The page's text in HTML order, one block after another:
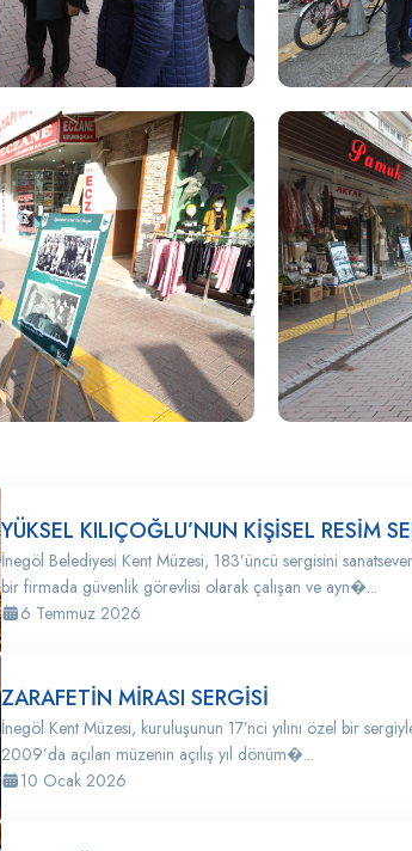
YÜKSEL KILIÇOĞLU’NUN KİŞİSEL RESİM
İnegöl Belediyesi Kent Müzesi, 183’üncü sergisini
bir firmada güvenlik görevlisi olarak çalışan ve ayn�...
6 Temmuz 2026
ZARAFETİN MİRASI SERGİSİ
İnegöl Kent Müzesi, kuruluşunun 17’nci yılını özel bir
2009’da açılan müzenin açılış yıl dönüm�...
10 Ocak 2026